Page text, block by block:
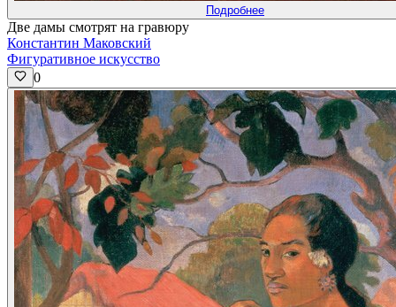
Подробнее
Две дамы смотрят на гравюру
Константин Маковский
Фигуративное искусство
0